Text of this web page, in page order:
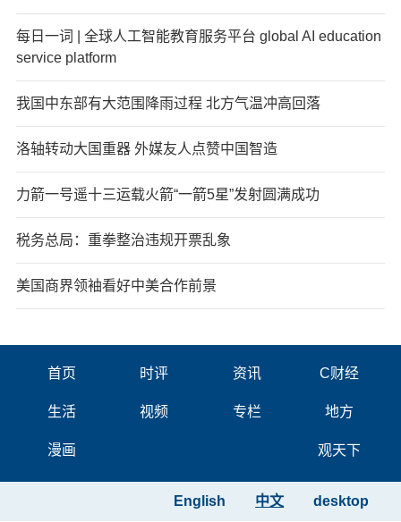
每日一词 | 全球人工智能教育服务平台 global AI education
service platform
我国中东部有大范围降雨过程 北方气温冲高回落
洛轴转动大国重器 外媒友人点赞中国智造
力箭一号遥十三运载火箭“一箭5星”发射圆满成功
税务总局：重拳整治违规开票乱象
美国商界领袖看好中美合作前景
首页 时评 资讯 C财经
生活 视频 专栏 地方
漫画 观天下
desktop
中文
English